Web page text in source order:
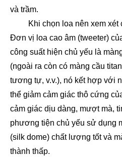
và trầm.
Khi chọn loa nên xem xét
Đơn vị loa cao âm (tweeter)
công suất hiện chủ yếu là
(ngoài ra còn có màng cầu
tương tự, v.v.), nó kết hợp với
thể giảm cảm giác thô cứng
cảm giác dịu dàng, mượt mà,
phương tiện chủ yếu sử dụng
(silk dome) chất lượng tốt và
thành thấp.